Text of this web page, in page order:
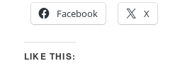
Facebook
X
LIKE THIS: